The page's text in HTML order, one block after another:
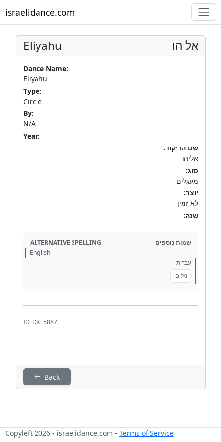
israelidance.com
Eliyahu אליהו
Dance Name:
Eliyahu
Type:
Circle
By:
N/A
Year:
שם הריקוד:
אליהו
סוג:
מעגלים
יוצר:
לא זמין
שנה:
ALTERNATIVE SPELLING
שמות נוספים
English
עברית
מליבו
ID_DK: 5887
Back
Copyleft 2026 - israelidance.com - Terms of Service